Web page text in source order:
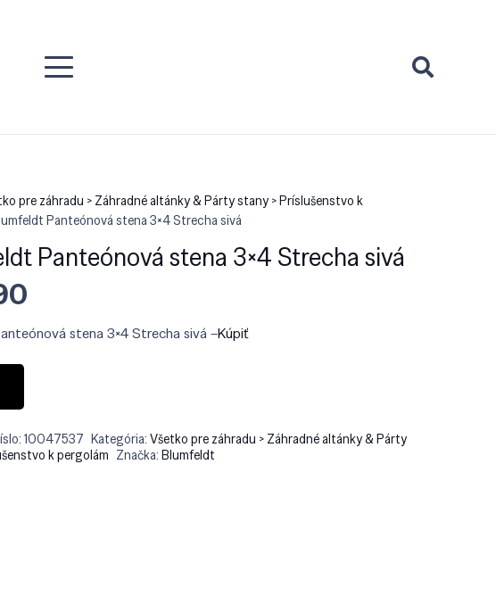
pre záhradu > Záhradné altánky & Párty stany > Príslušenstvo k
Panteónová stena 3×4 Strecha sivá
Panteónová stena 3×4 Strecha sivá
stena 3×4 Strecha sivá –Kúpiť
10047537 Kategória:Všetko pre záhradu > Záhradné altánky & Párty
k pergolám Značka:Blumfeldt